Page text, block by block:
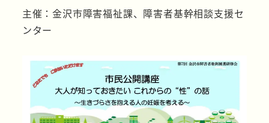
主催：金沢市障害福祉課、障害者基幹相談支援セ
ンター